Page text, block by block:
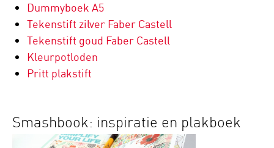
Dummyboek A5
Tekenstift zilver Faber Castell
Tekenstift goud Faber Castell
Kleurpotloden
Pritt plakstift
Smashbook: inspiratie en plakboek